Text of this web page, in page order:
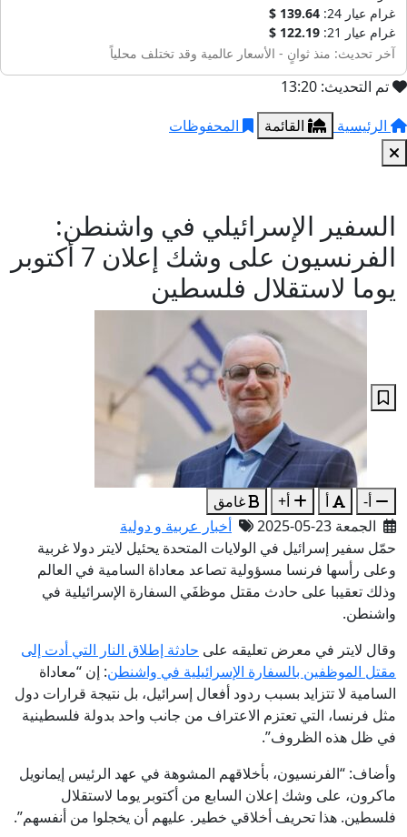
غرام عيار 24:
139.64 $
غرام عيار 21:
122.19 $
آخر تحديث: منذ ثوانٍ - الأسعار عالمية وقد تختلف محلياً
تم التحديث: 13:20
الرئيسية
القائمة المحفوظات
السفير الإسرائيلي في واشنطن:
الفرنسيون على وشك إعلان 7 أكتوبر
يوما لاستقلال فلسطين
أ- أ أ+
غامق
الجمعة 23-05-2025
أخبار عربية و دولية
حمّل سفير إسرائيل في الولايات المتحدة يحئيل لايتر دولا غربية
وعلى رأسها فرنسا مسؤولية تصاعد معاداة السامية في العالم
وذلك تعقيبا على حادث مقتل موظفَي السفارة الإسرائيلية في
واشنطن.
وقال لايتر في معرض تعليقه على حادثة إطلاق النار التي أدت إلى
مقتل الموظفين بالسفارة الإسرائيلية في واشنطن: إن “معاداة
السامية لا تتزايد بسبب ردود أفعال إسرائيل، بل نتيجة قرارات دول
مثل فرنسا، التي تعتزم الاعتراف من جانب واحد بدولة فلسطينية
في ظل هذه الظروف”.
وأضاف: “الفرنسيون، بأخلاقهم المشوهة في عهد الرئيس إيمانويل
ماكرون، على وشك إعلان السابع من أكتوبر يوما لاستقلال
فلسطين. هذا تحريف أخلاقي خطير. عليهم أن يخجلوا من أنفسهم”.